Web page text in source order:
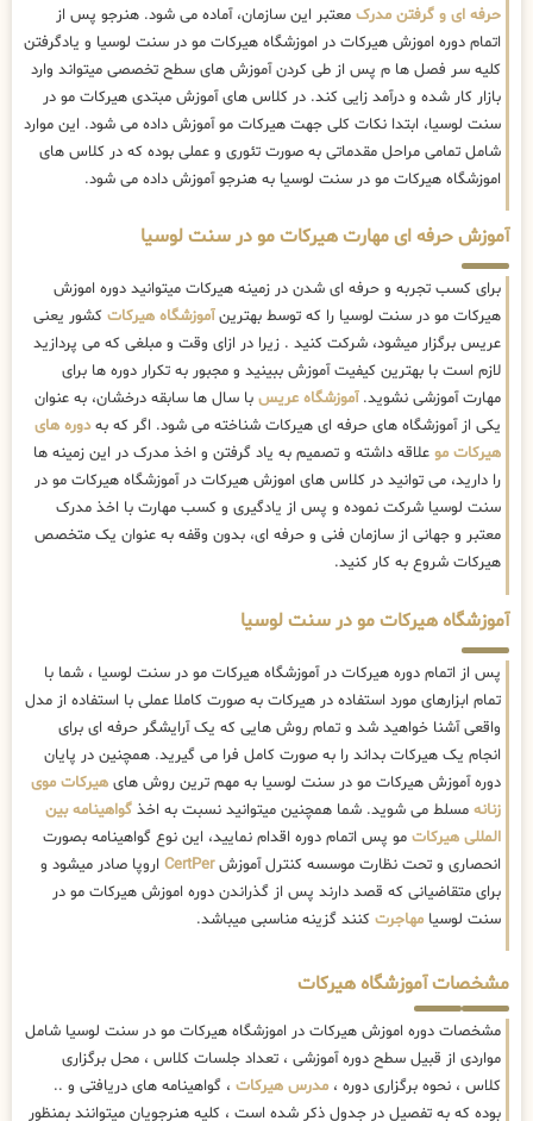
حرفه ای و گرفتن مدرک معتبر این سازمان، آماده می شود. هنرجو پس از
اتمام دوره اموزش هیرکات در اموزشگاه هیرکات مو در سنت لوسیا و یادگرفتن
کلیه سر فصل ها م پس از طی کردن آموزش های سطح تخصصی میتواند وارد
بازار کار شده و درآمد زایی کند. در کلاس های آموزش مبتدی هیرکات مو در
سنت لوسیا، ابتدا نکات کلی جهت هیرکات مو آموزش داده می شود. این موارد
شامل تمامی مراحل مقدماتی به صورت تئوری و عملی بوده که در کلاس های
اموزشگاه هیرکات مو در سنت لوسیا به هنرجو آموزش داده می شود.
آموزش حرفه ای مهارت هیرکات مو در سنت لوسیا
برای کسب تجربه و حرفه ای شدن در زمینه هیرکات میتوانید دوره اموزش
هیرکات مو در سنت لوسیا را که توسط بهترینآموزشگاه هیرکات کشور یعنی
عریس برگزار میشود، شرکت کنید . زیرا در ازای وقت و مبلغی که می پردازید
لازم است با بهترین کیفیت آموزش ببینید و مجبور به تکرار دوره ها برای
مهارت آموزشی نشوید.آموزشگاه عریس با سال ها سابقه درخشان، به عنوان
یکی از آموزشگاه های حرفه ای هیرکات شناخته می شود. اگر که بهدوره های
هیرکات مو علاقه داشته و تصمیم به یاد گرفتن و اخذ مدرک در این زمینه ها
را دارید، می توانید در کلاس های اموزش هیرکات در آموزشگاه هیرکات مو در
سنت لوسیا شرکت نموده و پس از یادگیری و کسب مهارت با اخذ مدرک
معتبر و جهانی از سازمان فنی و حرفه ای، بدون وقفه به عنوان یک متخصص
هیرکات شروع به کار کنید.
آموزشگاه هیرکات مو در سنت لوسیا
پس از اتمام دوره هیرکات در آموزشگاه هیرکات مو در سنت لوسیا ، شما با
تمام ابزارهای مورد استفاده در هیرکات به صورت کاملا عملی با استفاده از مدل
واقعی آشنا خواهید شد و تمام روش هایی که یک آرایشگر حرفه ای برای
انجام یک هیرکات بداند را به صورت کامل فرا می گیرید. همچنین در پایان
دوره آموزش هیرکات مو در سنت لوسیا به مهم ترین روش های هیرکات موی
زنانه مسلط می شوید. شما همچنین میتوانید نسبت به اخذ گواهینامه بین
المللی هیرکات مو پس اتمام دوره اقدام نمایید، این نوع گواهینامه بصورت
انحصاری و تحت نظارت موسسه کنترل آموزشCertPer اروپا صادر میشود و
برای متقاضیانی که قصد دارند پس از گذراندن دوره اموزش هیرکات مو در
سنت لوسیا مهاجرت کنند گزینه مناسبی میباشد.
مشخصات آموزشگاه هیرکات
مشخصات دوره اموزش هیرکات در اموزشگاه هیرکات مو در سنت لوسیا شامل
مواردی از قبیل سطح دوره آموزشی ، تعداد جلسات کلاس ، محل برگزاری
کلاس ، نحوه برگزاری دوره ، مدرس هیرکات ، گواهینامه های دریافتی و ..
بوده که به تفصیل در جدول ذکر شده است ، کلیه هنرجویان میتوانند بمنظور